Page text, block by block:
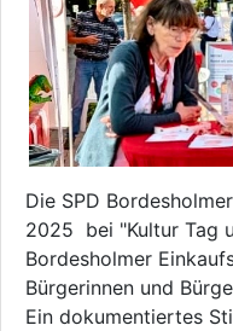
Die SPD
2025 bei "Kultur Tag
Bordesholmer
Bürgerinnen und
Ein dokumentiertes